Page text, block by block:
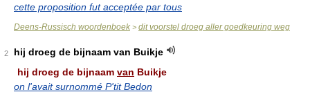
cette proposition fut acceptée par tous
Deens-Russisch woordenboek > dit voorstel droeg aller goedkeuring weg
2
hij droeg de bijnaam van Buikje
hij droeg de bijnaam van Buikje
on l'avait surnommé P'tit Bedon